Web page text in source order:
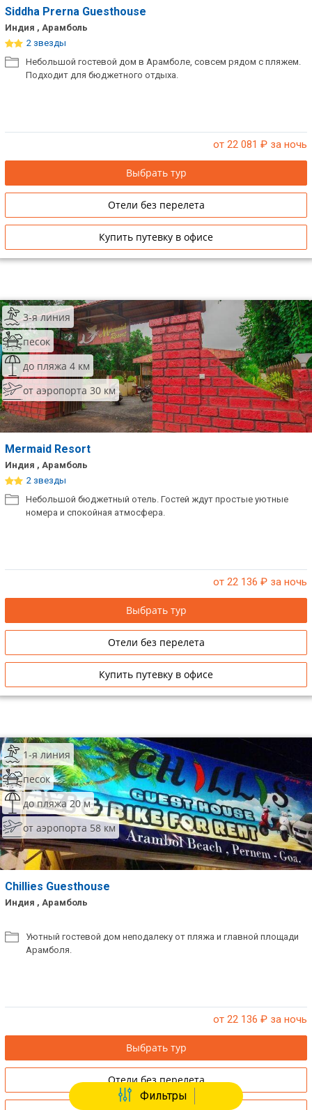
Siddha Prerna Guesthouse
Индия , Арамболь
2 звезды
Небольшой гостевой дом в Арамболе, совсем рядом с пляжем.
Подходит для бюджетного отдыха.
от 22 081 ₽ за ночь
Выбрать тур
Отели без перелета
Купить путевку в офисе
3-я линия
песок
до пляжа 4 км
от аэропорта 30 км
Mermaid Resort
Индия , Арамболь
2 звезды
Небольшой бюджетный отель. Гостей ждут простые уютные
номера и спокойная атмосфера.
от 22 136 ₽ за ночь
Выбрать тур
Отели без перелета
Купить путевку в офисе
1-я линия
песок
до пляжа 20 м
от аэропорта 58 км
Chillies Guesthouse
Индия , Арамболь
Уютный гостевой дом неподалеку от пляжа и главной площади
Арамболя.
от 22 136 ₽ за ночь
Выбрать тур
Отели без перелета
Фильтры